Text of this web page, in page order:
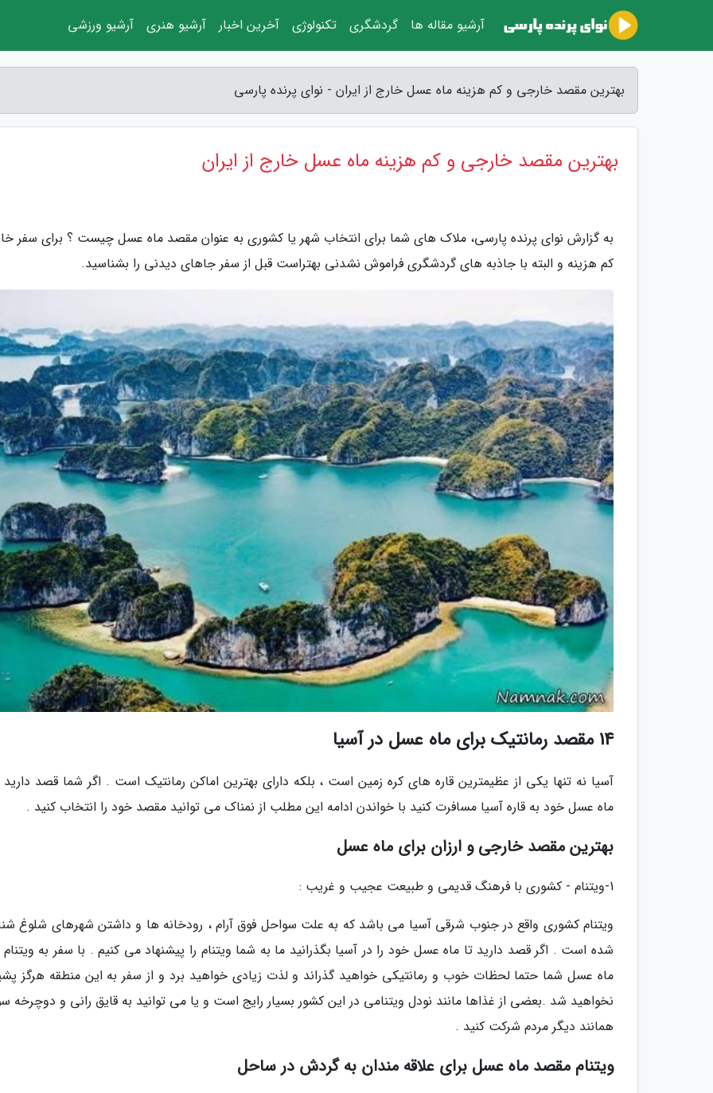
بهترین مقصد خارجی و کم هزینه ماه عسل خارج از ایران - نوای پرنده پارسی
بهترین مقصد خارجی و کم هزینه ماه عسل خارج از ایران
به گزارش نوای پرنده پارسی، ملاک های شما برای انتخاب شهر یا کشوری به عنوان مقصد ماه عسل چیست ؟ برای سفر
کم هزینه و البته با جاذبه های گردشگری فراموش نشدنی بهتراست قبل از سفر جاهای دیدنی را بشناسید.
14 مقصد رمانتیک برای ماه عسل در آسیا
آسیا نه تنها یکی از عظیمترین قاره های کره زمین است ، بلکه دارای بهترین اماکن رمانتیک است . اگر شما قصد دارید
ماه عسل خود به قاره آسیا مسافرت کنید با خواندن ادامه این مطلب از نمناک می توانید مقصد خود را انتخاب کنید .
بهترین مقصد خارجی و ارزان برای ماه عسل
1-ویتنام - کشوری با فرهنگ قدیمی و طبیعت عجیب و غریب :
ویتنام کشوری واقع در جنوب شرقی آسیا می باشد که به علت سواحل فوق آرام ، رودخانه ها و داشتن شهرهای شلوغ
شده است . اگر قصد دارید تا ماه عسل خود را در آسیا بگذرانید ما به شما ویتنام را پیشنهاد می کنیم . با سفر به ویتنام
ماه عسل شما حتما لحظات خوب و رمانتیکی خواهید گذراند و لذت زیادی خواهید برد و از سفر به این منطقه هرگز
نخواهید شد .بعضی از غذاها مانند نودل ویتنامی در این کشور بسیار رایج است و یا می توانید به قایق رانی و دوچرخه
همانند دیگر مردم شرکت کنید .
ویتنام مقصد ماه عسل برای علاقه مندان به گردش در ساحل
آرشیو مقاله ها گردشگری تکنولوژی آخرین اخبار آرشیو هنری آرشیو ورزشی